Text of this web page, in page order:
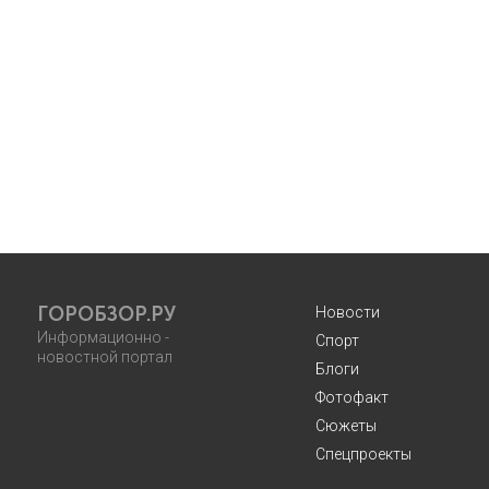
ГОРОБЗОР.РУ
Информационно -
новостной портал
Новости
Спорт
Блоги
Фотофакт
Сюжеты
Спецпроекты